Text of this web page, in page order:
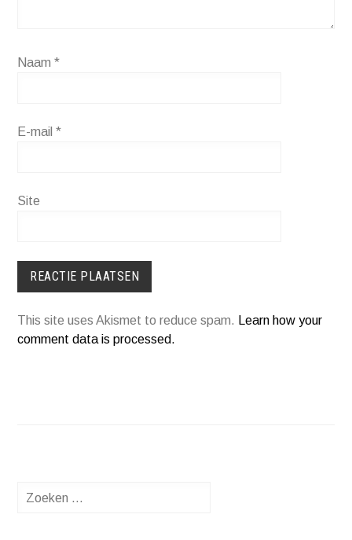
Naam*
E-mail*
Site
This site uses Akismet to reduce spam. Learn how your
comment data is processed.
Zoeken